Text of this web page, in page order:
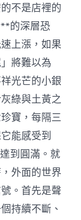
不是店裡的
的深層恐
上漲，如果
將難以為
光芒的小銀
綠與土黃之
寶，每隔三
能感受到
到圓滿。就
外面的世界
。首先是聲
持續不斷、